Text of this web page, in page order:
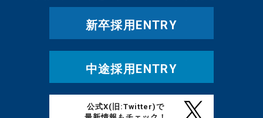
新卒採用ENTRY
中途採用ENTRY
公式X(旧:Twitter)で